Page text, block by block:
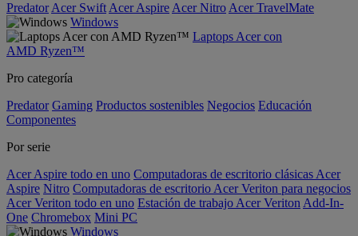
Predator Acer Swift Acer Aspire Acer Nitro Acer TravelMate
Windows
Laptops Acer con
AMD Ryzen™
Pro categoría
Predator Gaming Productos sostenibles Negocios Educación
Componentes
Por serie
Acer Aspire todo en uno Computadoras de escritorio clásicas Acer
Aspire Nitro Computadoras de escritorio Acer Veriton para negocios
Acer Veriton todo en uno Estación de trabajo Acer Veriton Add-In-
One Chromebox Mini PC
Windows